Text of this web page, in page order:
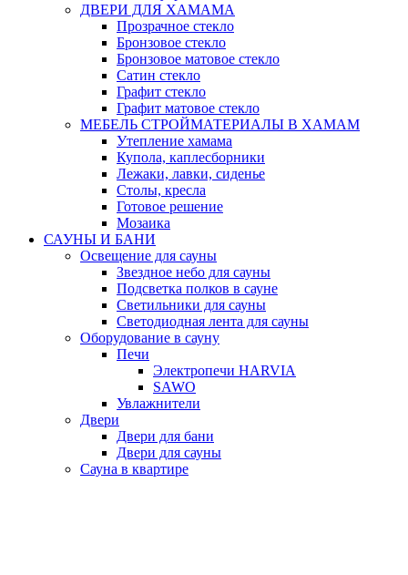
ДВЕРИ ДЛЯ ХАМАМА
Прозрачное стекло
Бронзовое стекло
Бронзовое матовое стекло
Сатин стекло
Графит стекло
Графит матовое стекло
МЕБЕЛЬ СТРОЙМАТЕРИАЛЫ В ХАМАМ
Утепление хамама
Купола, каплесборники
Лежаки, лавки, сиденье
Столы, кресла
Готовое решение
Мозаика
САУНЫ И БАНИ
Освещение для сауны
Звездное небо для сауны
Подсветка полков в сауне
Светильники для сауны
Светодиодная лента для сауны
Оборудование в сауну
Печи
Электропечи HARVIA
SAWO
Увлажнители
Двери
Двери для бани
Двери для сауны
Сауна в квартире